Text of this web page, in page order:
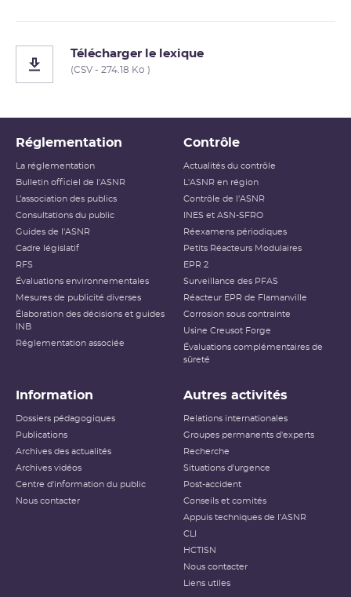
Télécharger le lexique
(CSV - 274.18 Ko )
Réglementation
La réglementation
Bulletin officiel de l'ASNR
L’association des publics
Consultations du public
Guides de l'ASNR
Cadre législatif
RFS
Évaluations environnementales
Mesures de publicité diverses
Élaboration des décisions et guides
INB
Réglementation associée
Contrôle
Actualités du contrôle
L'ASNR en région
Contrôle de l'ASNR
INES et ASN-SFRO
Réexamens périodiques
Petits Réacteurs Modulaires
EPR 2
Surveillance des PFAS
Réacteur EPR de Flamanville
Corrosion sous contrainte
Usine Creusot Forge
Évaluations complémentaires de
sûreté
Information
Dossiers pédagogiques
Publications
Archives des actualités
Archives vidéos
Centre d'information du public
Nous contacter
Autres activités
Relations internationales
Groupes permanents d'experts
Recherche
Situations d'urgence
Post-accident
Conseils et comités
Appuis techniques de l'ASNR
CLI
HCTISN
Nous contacter
Liens utiles